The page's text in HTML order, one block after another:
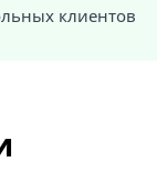
клиентов